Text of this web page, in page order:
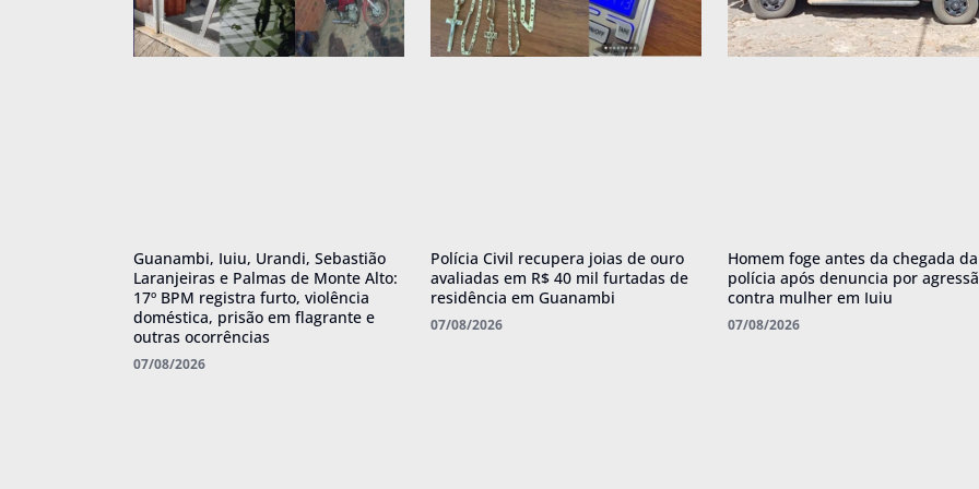
Guanambi, Iuiu, Urandi, Sebastião
Laranjeiras e Palmas de Monte Alto:
17º BPM registra furto, violência
doméstica, prisão em flagrante e
outras ocorrências
07/08/2026
Polícia Civil recupera joias de ouro
avaliadas em R$ 40 mil furtadas de
residência em Guanambi
07/08/2026
Homem foge antes da chegada da
polícia após denuncia por
contra mulher em Iuiu
07/08/2026